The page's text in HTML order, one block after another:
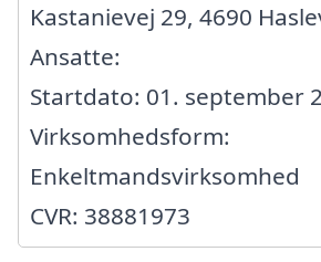
Kastanievej 29, 4690
Ansatte:
Startdato: 01. september
Virksomhedsform:
Enkeltmandsvirksomhed
CVR: 38881973